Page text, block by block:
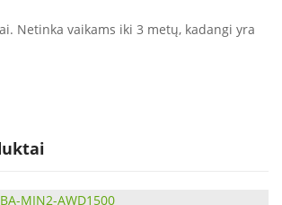
Netinka vaikams iki 3 metų, kadangi yra